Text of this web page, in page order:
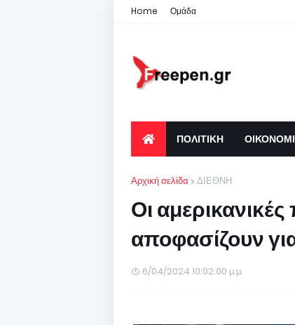
Home Ομάδα
ΠΟΛΙΤΙΚΗ
Αρχική σελίδα ΔΙΕΘΝΗ
Οι
αποφασίζουν
6/04/2024 10:02:00 μ.μ.